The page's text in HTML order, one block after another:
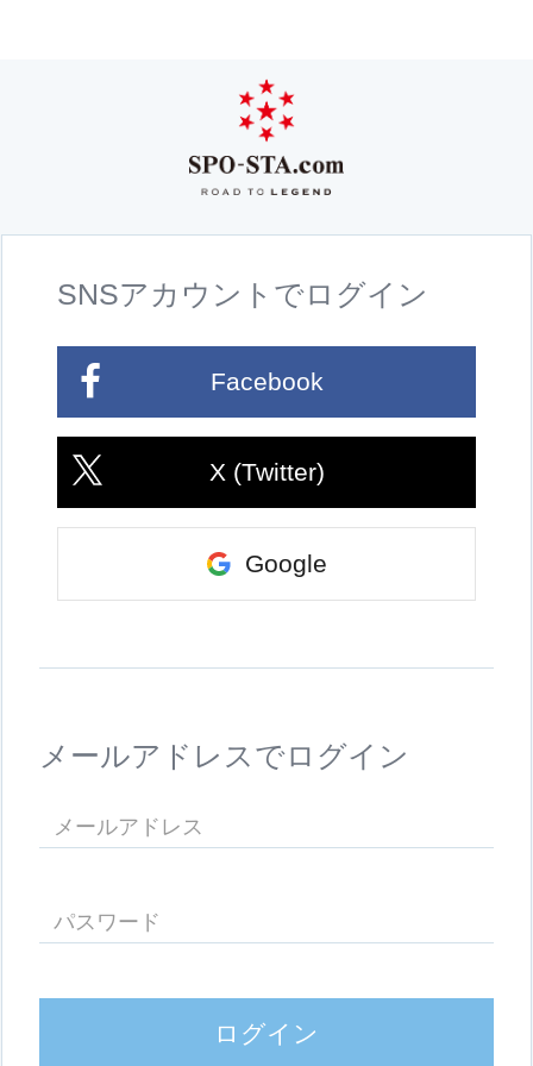
SNSアカウントでログイン
Facebook
X (Twitter)
Google
メールアドレスでログイン
ログイン